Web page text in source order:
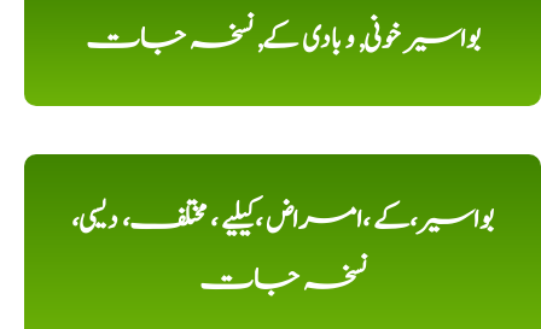
بواسیر خونی, و بادی کے, نسخہ جات
بواسیر،کے ،امراض ،کیلیے ، مختلف، دیسی،
نسخہ جات